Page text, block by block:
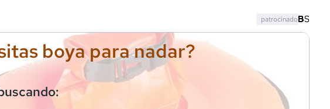
boya para nadar?
patrocinado